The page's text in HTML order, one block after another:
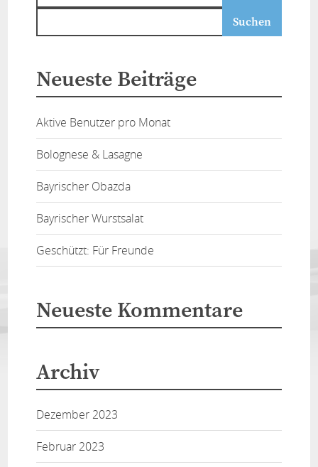
Neueste Beiträge
Aktive Benutzer pro Monat
Bolognese & Lasagne
Bayrischer Obazda
Bayrischer Wurstsalat
Geschützt: Für Freunde
Neueste Kommentare
Archiv
Dezember 2023
Februar 2023